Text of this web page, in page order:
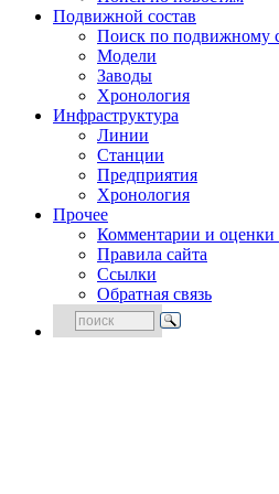
Подвижной состав
Поиск по подвижному
Модели
Заводы
Хронология
Инфраструктура
Линии
Станции
Предприятия
Хронология
Прочее
Комментарии и оценки
Правила сайта
Ссылки
Обратная связь